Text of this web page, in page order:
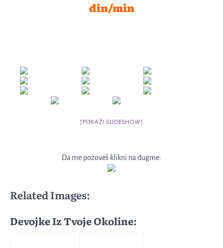
din/min
[POKAŽI SLIDESHOW]
Da me pozoveš klikni na dugme:
Related Images:
Devojke Iz Tvoje Okoline: